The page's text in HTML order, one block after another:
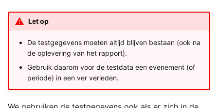
Yesplan 1.12, mrt 2014
Yesplan 1.11.6, jan 2014
Yesplan 1.11, nov 2013
Yesplan 1.10, sep 2013
Let op
De testgegevens moeten altijd blijven bestaan (ook na
de oplevering van het rapport).
Gebruik daarom voor de testdata een evenement (of
periode) in een ver verleden.